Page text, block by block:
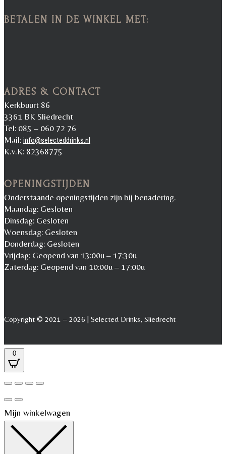
BETALEN IN DE WINKEL MET:
ADRES & CONTACT
Kerkbuurt 86
3361 BK Sliedrecht
Tel: 085 – 060 72 76
Mail: info@selecteddrinks.nl
K.v.K: 82368775
OPENINGSTIJDEN
Onderstaande openingstijden zijn bij benadering.
Maandag: Gesloten
Dinsdag: Gesloten
Woensdag: Gesloten
Donderdag: Gesloten
Vrijdag: Geopend van 13:00u – 17:30u
Zaterdag: Geopend van 10:00u – 17:00u
Copyright © 2021 – 2026 | Selected Drinks, Sliedrecht
0
Mijn winkelwagen